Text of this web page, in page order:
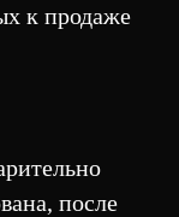
к продаже
после